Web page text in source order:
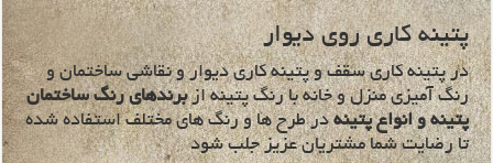
پتینه کاری روی دیوار
در پتینه کاری سقف و پتینه کاری دیوار و نقاشی ساختمان و
رنگ آمیزی منزل و خانه با رنگ پتینه ازبرندهای رنگ ساختمان
پتینه و انواع پتینهدر طرح ها و رنگ های مختلف استفاده شده
تا رضایت شما مشتریان عزیز جلب شود